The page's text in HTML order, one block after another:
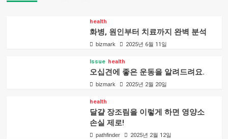
health
화병, 원인부터 치료까지 완벽 분석
bizmark 2025년 6월 11일
Issue health
오십견에 좋은 운동을 알려드려요.
bizmark 2025년 2월 20일
health
달걀 장조림을 이렇게 하면 영양소
손실 제로!
pathfinder 2025년 2월 12일